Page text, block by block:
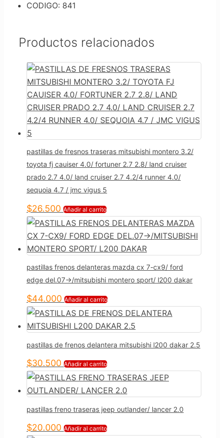
CODIGO: 841
Productos relacionados
pastillas de fresnos traseras mitsubishi montero 3.2/
toyota fj cauiser 4.0/ fortuner 2.7 2.8/ land cruiser
prado 2.7 4.0/ land cruiser 2.7 4.2/4 runner 4.0/
sequoia 4.7 / jmc vigus 5
$26.500 Añadir al carrito
pastillas frenos delanteras mazda cx 7-cx9/ ford
edge del.07->/mitsubishi montero sport/ l200 dakar
$44.000 Añadir al carrito
pastillas de frenos delantera mitsubishi l200 dakar 2.5
$30.500 Añadir al carrito
pastillas freno traseras jeep outlander/ lancer 2.0
$20.000 Añadir al carrito